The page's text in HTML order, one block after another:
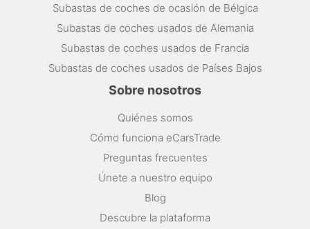
Subastas de coches de ocasión de Bélgica
Subastas de coches usados de Alemania
Subastas de coches usados de Francia
Subastas de coches usados de Países Bajos
Sobre nosotros
Quiénes somos
Cómo funciona eCarsTrade
Preguntas frecuentes
Únete a nuestro equipo
Blog
Descubre la plataforma